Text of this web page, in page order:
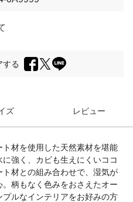
する
ズ レビュー
材を使用した天然素材を堪能
強く、カビも生えにくいココ
材との組み合わせで、湿気が
柄もなく色みをおさえたオー
ルなインテリアをお好みの方